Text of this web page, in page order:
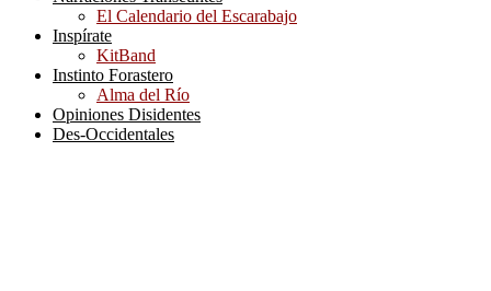
El Calendario del Escarabajo
Inspírate
KitBand
Instinto Forastero
Alma del Río
Opiniones Disidentes
Des-Occidentales